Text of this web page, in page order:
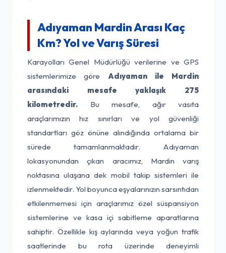
Adıyaman Mardin Arası Kaç
Km? Yol ve Varış Süresi
Karayolları Genel Müdürlüğü verilerine ve GPS
sistemlerimize göre Adıyaman ile Mardin
arasındaki mesafe yaklaşık 275
kilometredir. Bu mesafe, ağır vasıta
araçlarımızın hız sınırları ve yol güvenliği
standartları göz önüne alındığında ortalama bir
sürede tamamlanmaktadır. Adıyaman
lokasyonundan çıkan aracımız, Mardin varış
noktasına ulaşana dek mobil takip sistemleri ile
izlenmektedir. Yol boyunca eşyalarınızın sarsıntıdan
etkilenmemesi için araçlarımız özel süspansiyon
sistemlerine ve kasa içi sabitleme aparatlarına
sahiptir. Özellikle kış aylarında veya yoğun trafik
saatlerinde bu rota üzerinde deneyimli